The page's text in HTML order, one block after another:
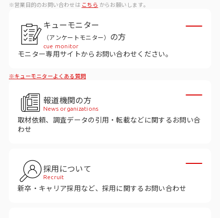
マーケティング支援
マーケティングDX
課題から探す
市場・顧客理解に関する課題
戦略設計に関する課題
施策実行に関する課題
モニタリング／フォローに関する課題
※営業目的のお問い合わせは こちら からお願いします。
キューモニター
（アンケートモニター） の方
cue monitor
モニター専用サイトからお問い合わせください。
※キューモニターよくある質問
報道機関の方
News organizations
取材依頼、調査データの引用・転載などに関するお問い合
わせ
採用について
Recruit
新卒・キャリア採用など、採用に関するお問い合わせ